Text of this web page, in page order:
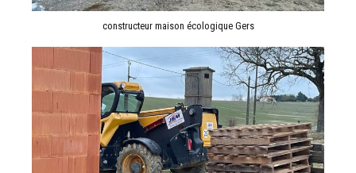
constructeur maison écologique Gers